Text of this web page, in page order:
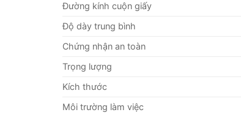
Đường kính cuộn giấy
Độ dày trung bình
Chứng nhận an toàn
Trọng lượng
Kích thước
Môi trường làm việc